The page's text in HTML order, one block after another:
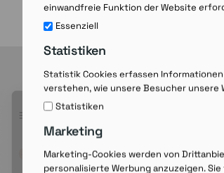
einwandfreie Funktion der Website
Essenziell
Statistiken
Statistik Cookies erfassen
verstehen, wie unsere Besucher unsere
Statistiken
Marketing
Marketing-Cookies werden von
personalisierte Werbung anzuzeigen.